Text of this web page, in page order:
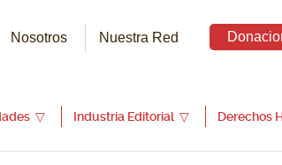
Nosotros Nuestra Red
▽ Industria Editorial ▽ Derechos